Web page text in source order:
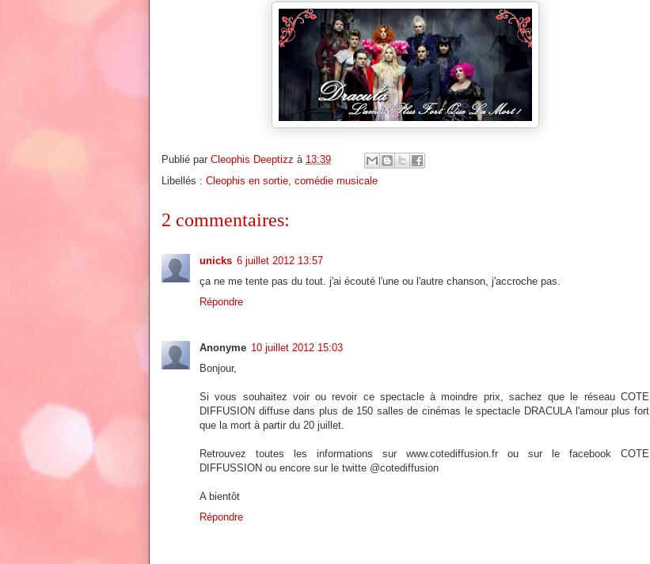
Publié par Cleophis Deeptizz à 13:39
Libellés : Cleophis en sortie comédie musicale
2 commentaires:
unicks 6 juillet 2012 13:57
ça ne me tente pas du tout. j'ai écouté l'une ou l'autre chanson, j'accroche pas.
Répondre
Anonyme 10 juillet 2012 15:03
Bonjour,
Si vous souhaitez voir ou revoir ce spectacle à moindre prix, sachez que le réseau COTE
DIFFUSION diffuse dans plus de 150 salles de cinémas le spectacle DRACULA l'amour plus fort
que la mort à partir du 20 juillet.
Retrouvez toutes les informations sur www.cotediffusion.fr ou sur le facebook COTE
DIFFUSSION ou encore sur le twitte @cotediffusion
A bientôt
Répondre